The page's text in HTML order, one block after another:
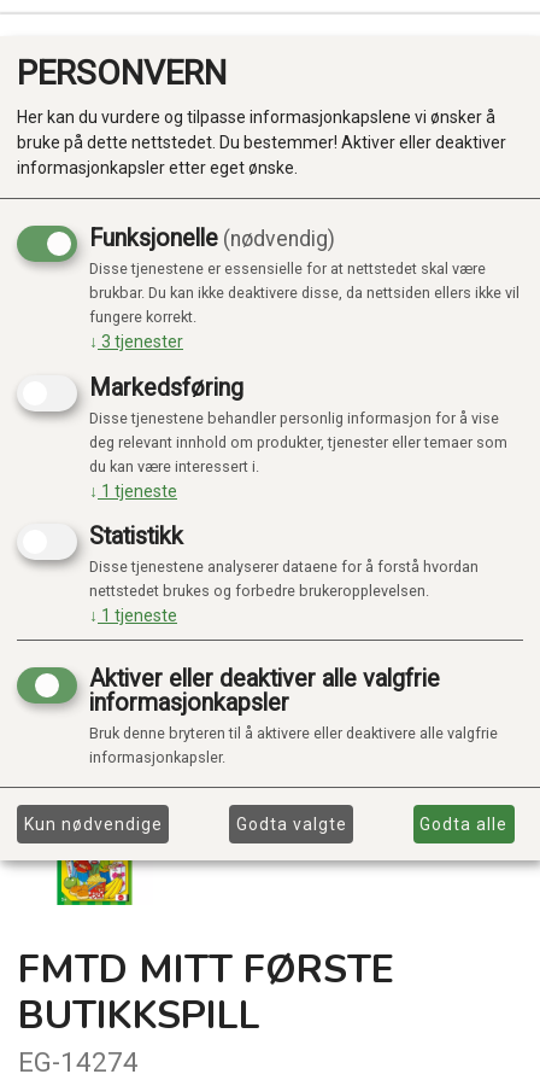
Produkter
Kategorier
FMTD MITT FØRSTE
BUTIKKSPILL
EG-14274
PERSONVERN
Her kan du vurdere og tilpasse informasjonkapslene vi ønsker å
bruke på dette nettstedet. Du bestemmer! Aktiver eller deaktiver
informasjonkapsler etter eget ønske.
Funksjonelle (nødvendig)
Disse tjenestene er essensielle for at nettstedet skal være
brukbar. Du kan ikke deaktivere disse, da nettsiden ellers ikke vil
fungere korrekt.
↓ 3 tjenester
Markedsføring
Disse tjenestene behandler personlig informasjon for å vise
deg relevant innhold om produkter, tjenester eller temaer som
du kan være interessert i.
↓ 1 tjeneste
Statistikk
Disse tjenestene analyserer dataene for å forstå hvordan
nettstedet brukes og forbedre brukeropplevelsen.
↓ 1 tjeneste
Aktiver eller deaktiver alle valgfrie
informasjonkapsler
Bruk denne bryteren til å aktivere eller deaktivere alle valgfrie
informasjonkapsler.
Kun nødvendige Godta valgte Godta alle